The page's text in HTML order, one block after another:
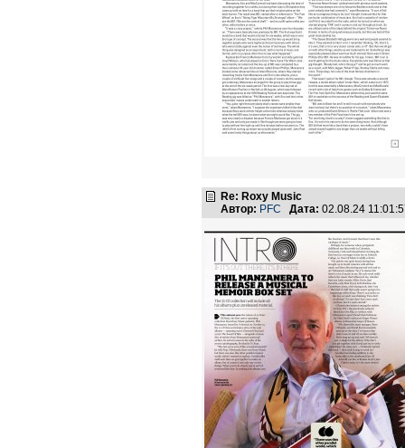
Re: Roxy Music
Автор: PFC Дата: 02.08.24